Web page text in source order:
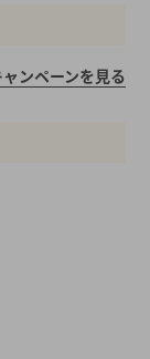
ンペーンを見る